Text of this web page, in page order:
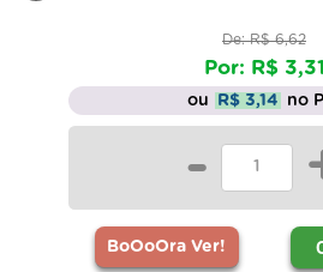
De: R$ 6,62
Por: R$ 3,31
ou R$ 3,14 no
-
BoOoOra Ver!